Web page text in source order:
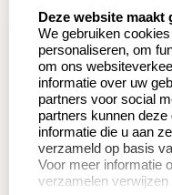
Wederverkoper
worden
Sale
Betaling &
Productinformatie:
Deze website
We gebruiken
personaliseren, om
om ons
informatie over uw
partners voor social
partners kunnen
informatie die u aan
verzameld op basis
Voor meer informatie
verzamelen